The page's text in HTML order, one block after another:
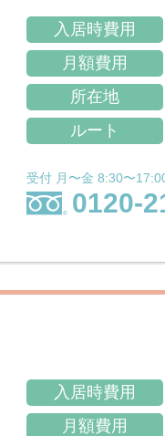
入居時費用
月額費用
所在地
ルート
受付 月〜金 8:30〜
0120-
入居時費用
月額費用